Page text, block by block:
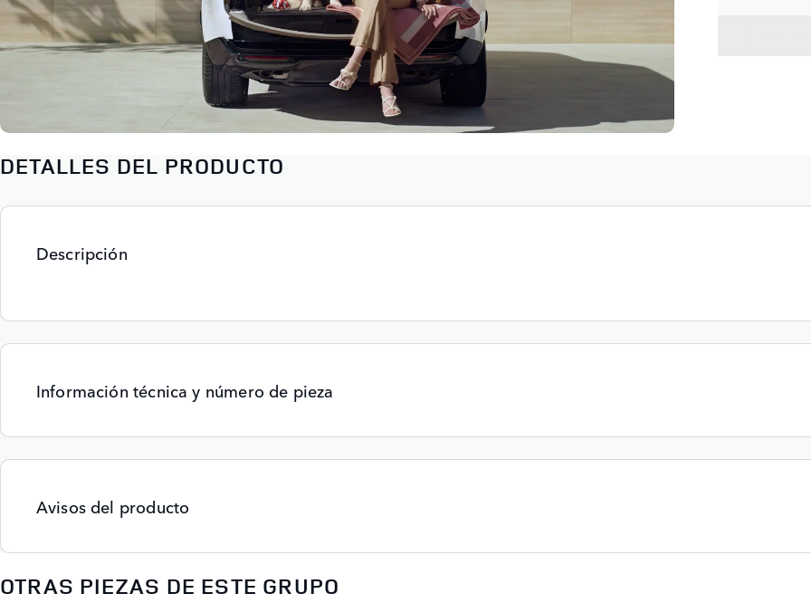
DETALLES DEL PRODUCTO
Descripción
Información técnica y número de pieza
Avisos del producto
OTRAS PIEZAS DE ESTE GRUPO